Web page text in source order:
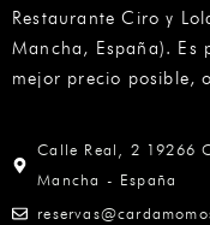
Restaurante Ciro y
Mancha, España). Es
mejor precio posible,
Calle Real, 2 19266
Mancha - España